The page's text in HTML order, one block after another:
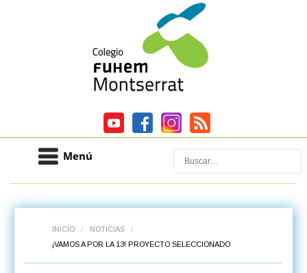
Menú Buscar
INICIO / NOTICIAS
/
¡VAMOS A POR LA 13! PROYECTO SELECCIONADO